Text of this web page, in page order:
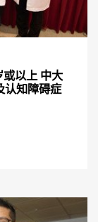
以上 中大
认知障碍症